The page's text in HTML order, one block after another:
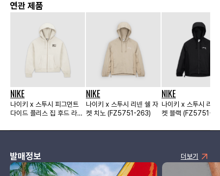
연관 제품
NIKE
나이키 x 스투시 피그먼트
다이드 플리스 집 후드 라이
NIKE
나이키 x 스투시 리넨 쉘 자
켓 치노 (FZ5751-263)
NIKE
나이키 x 스투시 리넨
켓 블랙 (FZ5751-
발매정보 더보기